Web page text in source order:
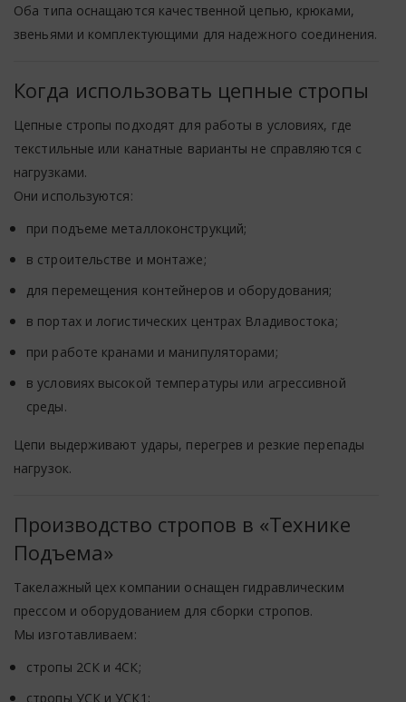
Оба типа оснащаются качественной цепью, крюками,
звеньями и комплектующими для надежного соединения.
Когда использовать цепные стропы
Цепные стропы подходят для работы в условиях, где
текстильные или канатные варианты не справляются с
нагрузками.
Они используются:
при подъеме металлоконструкций;
в строительстве и монтаже;
для перемещения контейнеров и оборудования;
в портах и логистических центрах Владивостока;
при работе кранами и манипуляторами;
в условиях высокой температуры или агрессивной
среды.
Цепи выдерживают удары, перегрев и резкие перепады
нагрузок.
Производство стропов в «Технике
Подъема»
Такелажный цех компании оснащен гидравлическим
прессом и оборудованием для сборки стропов.
Мы изготавливаем:
стропы 2СК и 4СК;
стропы УСК и УСК1;